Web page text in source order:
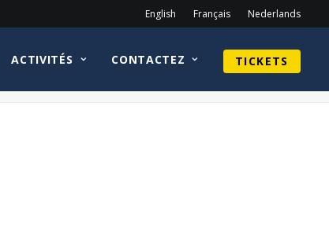
English Français Nederlands
ACTIVITÉS CONTACTEZ TICKETS
Home Shannon Purser Riverdale-Logo